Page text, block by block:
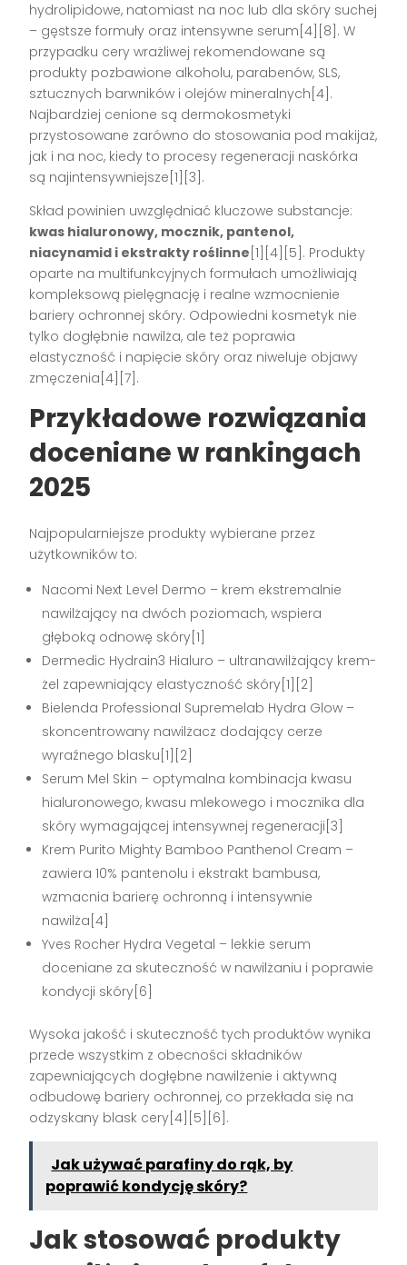
hydrolipidowe, natomiast na noc lub dla skóry suchej
– gęstsze formuły oraz intensywne serum[4][8]. W
przypadku cery wrażliwej rekomendowane są
produkty pozbawione alkoholu, parabenów, SLS,
sztucznych barwników i olejów mineralnych[4].
Najbardziej cenione są dermokosmetyki
przystosowane zarówno do stosowania pod makijaż,
jak i na noc, kiedy to procesy regeneracji naskórka
są najintensywniejsze[1][3].
Skład powinien uwzględniać kluczowe substancje:
kwas hialuronowy, mocznik, pantenol,
niacynamid i ekstrakty roślinne [1][4][5]. Produkty
oparte na multifunkcyjnych formułach umożliwiają
kompleksową pielęgnację i realne wzmocnienie
bariery ochronnej skóry. Odpowiedni kosmetyk nie
tylko dogłębnie nawilża, ale też poprawia
elastyczność i napięcie skóry oraz niweluje objawy
zmęczenia[4][7].
Przykładowe rozwiązania
doceniane w rankingach
2025
Najpopularniejsze produkty wybierane przez
użytkowników to:
Nacomi Next Level Dermo – krem ekstremalnie
nawilżający na dwóch poziomach, wspiera
głęboką odnowę skóry[1]
Dermedic Hydrain3 Hialuro – ultranawilżający krem-
żel zapewniający elastyczność skóry[1][2]
Bielenda Professional Supremelab Hydra Glow –
skoncentrowany nawilżacz dodający cerze
wyraźnego blasku[1][2]
Serum Mel Skin – optymalna kombinacja kwasu
hialuronowego, kwasu mlekowego i mocznika dla
skóry wymagającej intensywnej regeneracji[3]
Krem Purito Mighty Bamboo Panthenol Cream –
zawiera 10% pantenolu i ekstrakt bambusa,
wzmacnia barierę ochronną i intensywnie
nawilża[4]
Yves Rocher Hydra Vegetal – lekkie serum
doceniane za skuteczność w nawilżaniu i poprawie
kondycji skóry[6]
Wysoka jakość i skuteczność tych produktów wynika
przede wszystkim z obecności składników
zapewniających dogłębne nawilżenie i aktywną
odbudowę bariery ochronnej, co przekłada się na
odzyskany blask cery[4][5][6].
Jak używać parafiny do rąk, by
poprawić kondycję skóry?
Jak stosować produkty